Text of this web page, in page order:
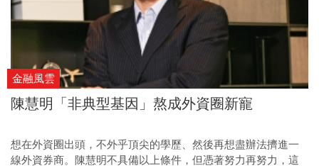
金融風雲
陳慧明「非典型基因」熬成外資圈新寵
想在外資圈出頭，不外乎頂尖的學歷、然後再想盡辦法擠進一
線外資券商。陳慧明不具備以上條件，但憑著努力再努力，這